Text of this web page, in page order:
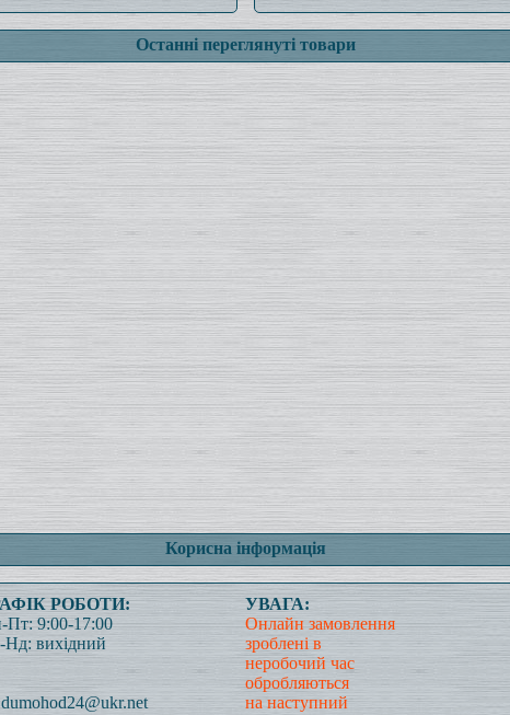
Останні переглянуті товари
Корисна інформація
РОБОТИ:
9:00-17:00
вихідний
УВАГА:
Онлайн замовлення
зроблені в
неробочий час
обробляються
на наступний